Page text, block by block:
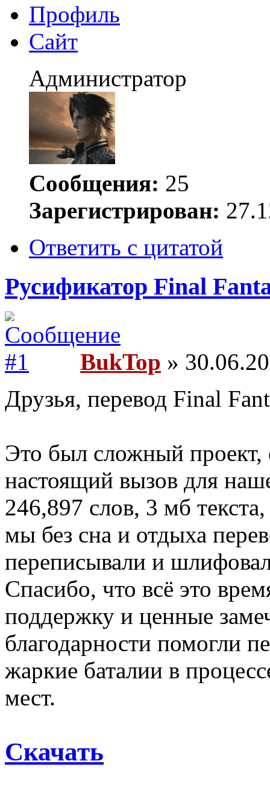
Профиль
Сайт
Администратор
Сообщения: 25
Зарегистрирован:
Ответить с цитатой
Русификатор Final
BukTop »
Друзья, перевод Final
Это был сложный проект,
настоящий вызов для
246,897 слов, 3 мб
мы без сна и отдыха
переписывали и
Спасибо, что всё это
поддержку и ценные
благодарности помогли
жаркие баталии в
мест.
Скачать